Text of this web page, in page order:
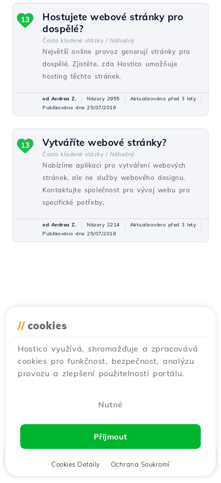
Hostujete webové stránky pro
dospělé?
Často kladené otázky / Náhodný
Největší online provoz generují stránky pro
dospělé. Zjistěte, zda Hostico umožňuje
hosting těchto stránek.
13
od Andrea Z. Názory 2955
Aktualizováno před 3 lety
Publikováno dne 25/07/2018
Vytváříte webové stránky?
Často kladené otázky / Náhodný
Nabízíme aplikaci pro vytváření webových
stránek, ale ne služby webového designu.
Kontaktujte společnost pro vývoj webu pro
specifické potřeby.
13
od Andrea Z. Názory 2214
Aktualizováno před 3 lety
Publikováno dne 25/07/2018
// cookies
Hostico využívá, shromažďuje a zpracovává
cookies pro funkčnost, bezpečnost, analýzu
provozu a zlepšení použitelnosti portálu.
Nutné
Přijmout
Cookies Detaily Ochrana Soukromí
Klient Košík Chat